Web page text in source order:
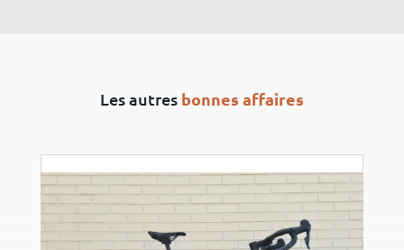
Les autres bonnes affaires